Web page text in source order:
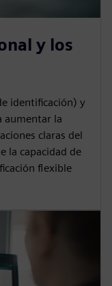
y los
identificación) y
aumentar la
claras del
la capacidad de
flexible